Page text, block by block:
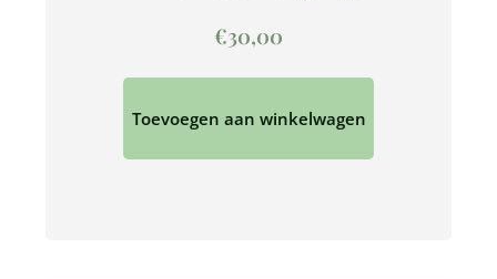
€30,00
Toevoegen aan winkelwagen